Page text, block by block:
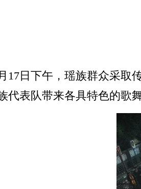
17日下午，瑶族群众采取
代表队带来各具特色的歌